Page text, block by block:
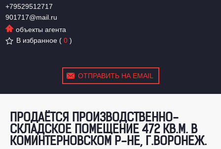
+79529512717
901717@mail.ru
объекты агента
В избранное (0)
ОТПРАВИТЬ НА EMAIL
ПРОДАЁТСЯ ПРОИЗВОДСТВЕННО-
СКЛАДСКОЕ ПОМЕЩЕНИЕ 472 КВ.М. В
КОМИНТЕРНОВСКОМ Р-НЕ, Г.ВОРОНЕЖ.